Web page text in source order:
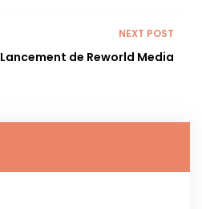
NEXT POST
Lancement de Reworld Media